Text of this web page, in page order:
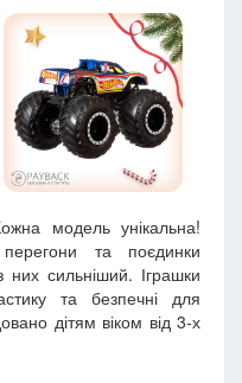
модель унікальна!
та поєдинки
сильніший. Іграшки
та безпечні для
дітям віком від 3-х